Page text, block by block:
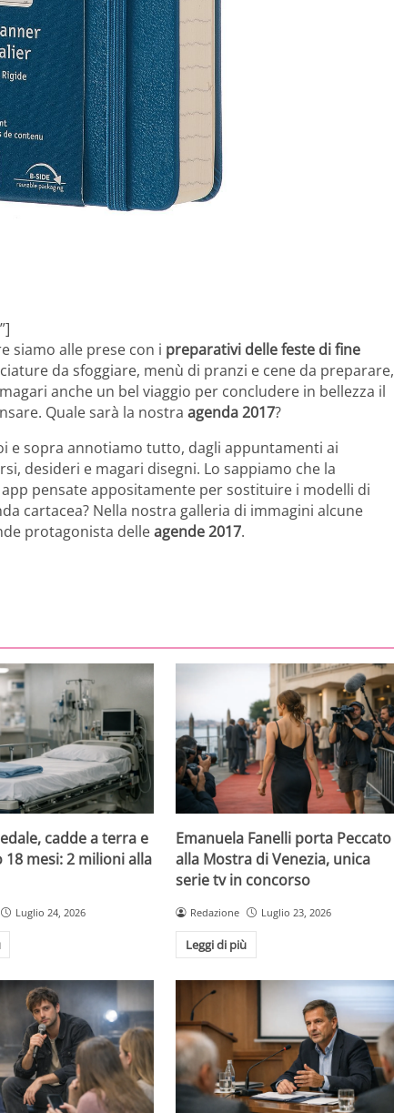
siamo alle prese con i preparativi delle feste di fine
da sfoggiare, menù di pranzi e cene da preparare,
anche un bel viaggio per concludere in bellezza il
Quale sarà la nostra agenda 2017?
e sopra annotiamo tutto, dagli appuntamenti ai
desideri e magari disegni. Lo sappiamo che la
pensate appositamente per sostituire i modelli di
cartacea? Nella nostra galleria di immagini alcune
protagonista delleagende 2017.
cadde a terra e
mesi: 2 milioni alla
Luglio 24, 2026
Emanuela Fanelli porta Peccato
alla Mostra di Venezia, unica
serie tv in concorso
Redazione Luglio 23, 2026
Leggi di più